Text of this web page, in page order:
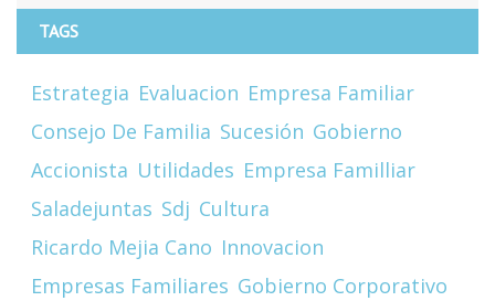
TAGS
Estrategia Evaluacion Empresa Familiar
Consejo De Familia Sucesión Gobierno
Accionista Utilidades Empresa Familliar
Saladejuntas Sdj Cultura
Ricardo Mejia Cano Innovacion
Empresas Familiares Gobierno Corporativo